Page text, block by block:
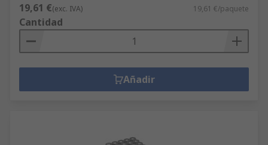
19,61 €(exc. IVA) 19,61 €/paquete
Cantidad
Añadir